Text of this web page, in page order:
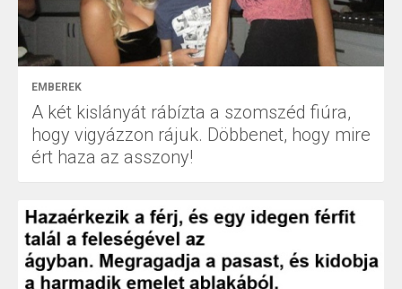
EMBEREK
A két kislányát rábízta a szomszéd fiúra,
hogy vigyázzon rájuk. Döbbenet, hogy mire
ért haza az asszony!